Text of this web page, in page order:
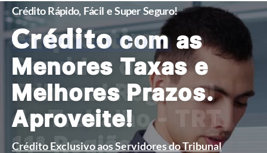
Crédito Rápido, Fácil e Super Seguro!
Créditocom as
Menores Taxas e
Melhores Prazos.
Aproveite!
Crédito Exclusivo aos Servidores do Tribunal